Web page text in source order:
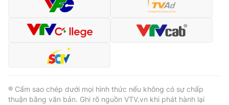
THỜI BÁO VTV
Cơ quan chủ quản:Đài Truyền hình Việt Nam
® Cấm sao chép dưới mọi hình thức nếu không có sự chấp
thuận bằng văn bản. Ghi rõ nguồn VTV.vn khi phát hành lại